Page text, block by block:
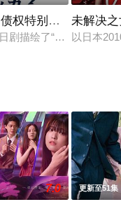
舞突然从大银行的窗
权特别回收部~
剧描绘了“不良债权特
未解决
以日本
7.0 更新至51集